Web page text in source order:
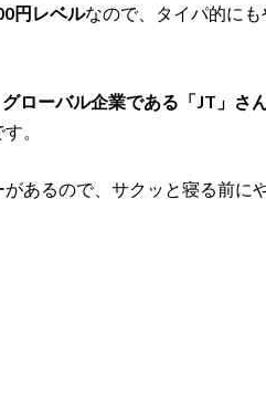
円レベルなので、タイパ的に
グローバル企業である「JT」さ
。
あるので、サクッと寝る前に